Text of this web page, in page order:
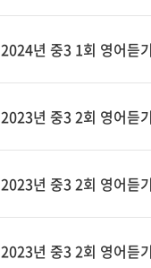
2024년 중3 1회 영어듣
2023년 중3 2회 영어듣
2023년 중3 2회 영어듣
2023년 중3 2회 영어듣